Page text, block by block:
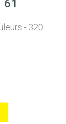
61
- 320